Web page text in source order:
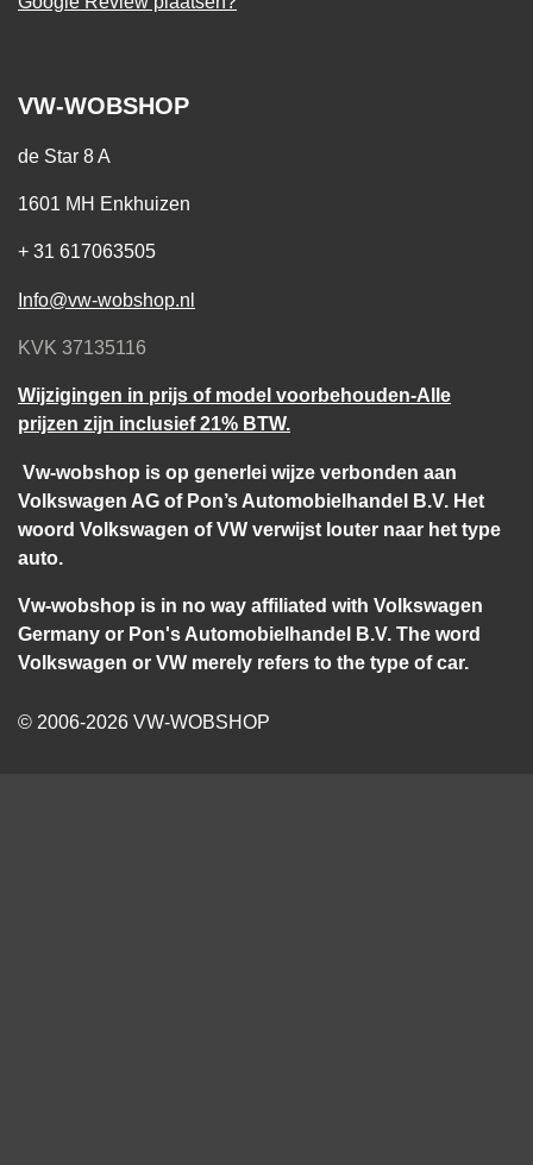
VW-WOBSHOP
de Star 8 A
1601 MH Enkhuizen
+ 31 617063505
Info@vw-wobshop.nl
KVK 37135116
Wijzigingen in prijs of model voorbehouden-Alle
prijzen zijn inclusief 21% BTW.
Vw-wobshop is op generlei wijze verbonden aan
Volkswagen AG of Pon’s Automobielhandel B.V. Het
woord Volkswagen of VW verwijst louter naar het type
auto.
Vw-wobshop is in no way affiliated with Volkswagen
Germany or Pon's Automobielhandel B.V. The word
Volkswagen or VW merely refers to the type of car.
© 2006-2026 VW-WOBSHOP